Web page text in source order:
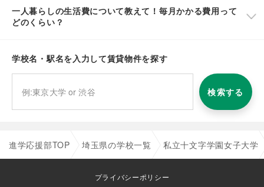
一人暮らしの生活費について教えて！毎月かかる費用って
どのくらい？
学校名・駅名を入力して賃貸物件を探す
検索する
進学応援部TOP 埼玉県の学校一覧 私立十文字学園女子大学
プライバシーポリシー